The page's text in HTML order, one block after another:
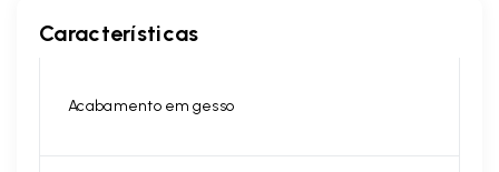
Características
Acabamento em gesso